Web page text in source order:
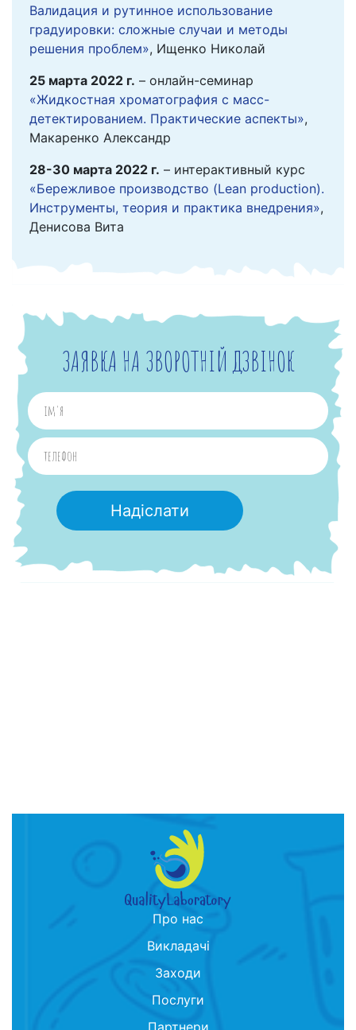
Валидация и рутинное использование
градуировки: сложные случаи и методы
решения проблем», Ищенко Николай
25 марта 2022 г. – онлайн-семинар
«Жидкостная хроматография с масс-
детектированием. Практические аспекты»,
Макаренко Александр
28-30 марта 2022 г. – интерактивный курс
«Бережливое производство (Lean production).
Инструменты, теория и практика внедрения»,
Денисова Вита
ЗАЯВКА НА ЗВОРОТНІЙ ДЗВІНОК
Про нас
Викладачі
Заходи
Послуги
Партнери